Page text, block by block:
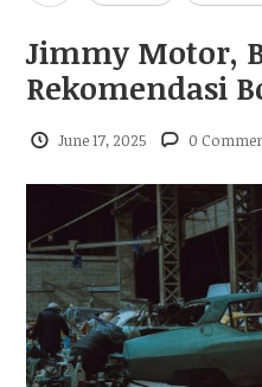
Jimmy Motor,
Rekomendasi
June 17, 2025 0